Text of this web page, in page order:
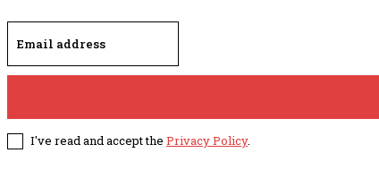
I've read and accept the Privacy Policy.